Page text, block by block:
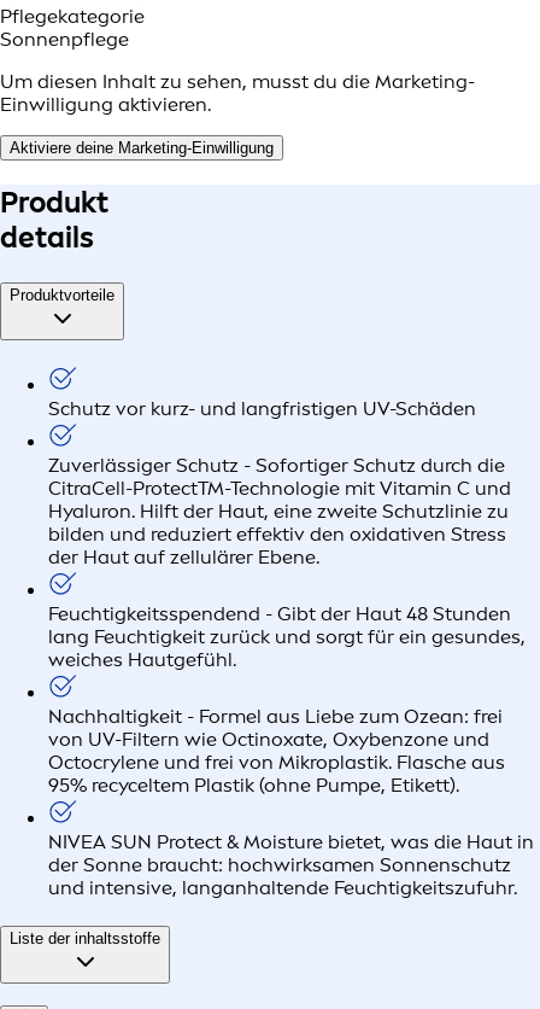
Pflegekategorie
Sonnenpflege
Um diesen Inhalt zu sehen, musst du die Marketing-
Einwilligung aktivieren.
Aktiviere deine Marketing-Einwilligung
Produkt
details
Produktvorteile
Schutz vor kurz- und langfristigen UV-Schäden
Zuverlässiger Schutz - Sofortiger Schutz durch die
CitraCell-ProtectTM-Technologie mit Vitamin C und
Hyaluron. Hilft der Haut, eine zweite Schutzlinie zu
bilden und reduziert effektiv den oxidativen Stress
der Haut auf zellulärer Ebene.
Feuchtigkeitsspendend - Gibt der Haut 48 Stunden
lang Feuchtigkeit zurück und sorgt für ein gesundes,
weiches Hautgefühl.
Nachhaltigkeit - Formel aus Liebe zum Ozean: frei
von UV-Filtern wie Octinoxate, Oxybenzone und
Octocrylene und frei von Mikroplastik. Flasche aus
95% recyceltem Plastik (ohne Pumpe, Etikett).
NIVEA SUN Protect & Moisture bietet, was die Haut in
der Sonne braucht: hochwirksamen Sonnenschutz
und intensive, langanhaltende Feuchtigkeitszufuhr.
Liste der inhaltsstoffe